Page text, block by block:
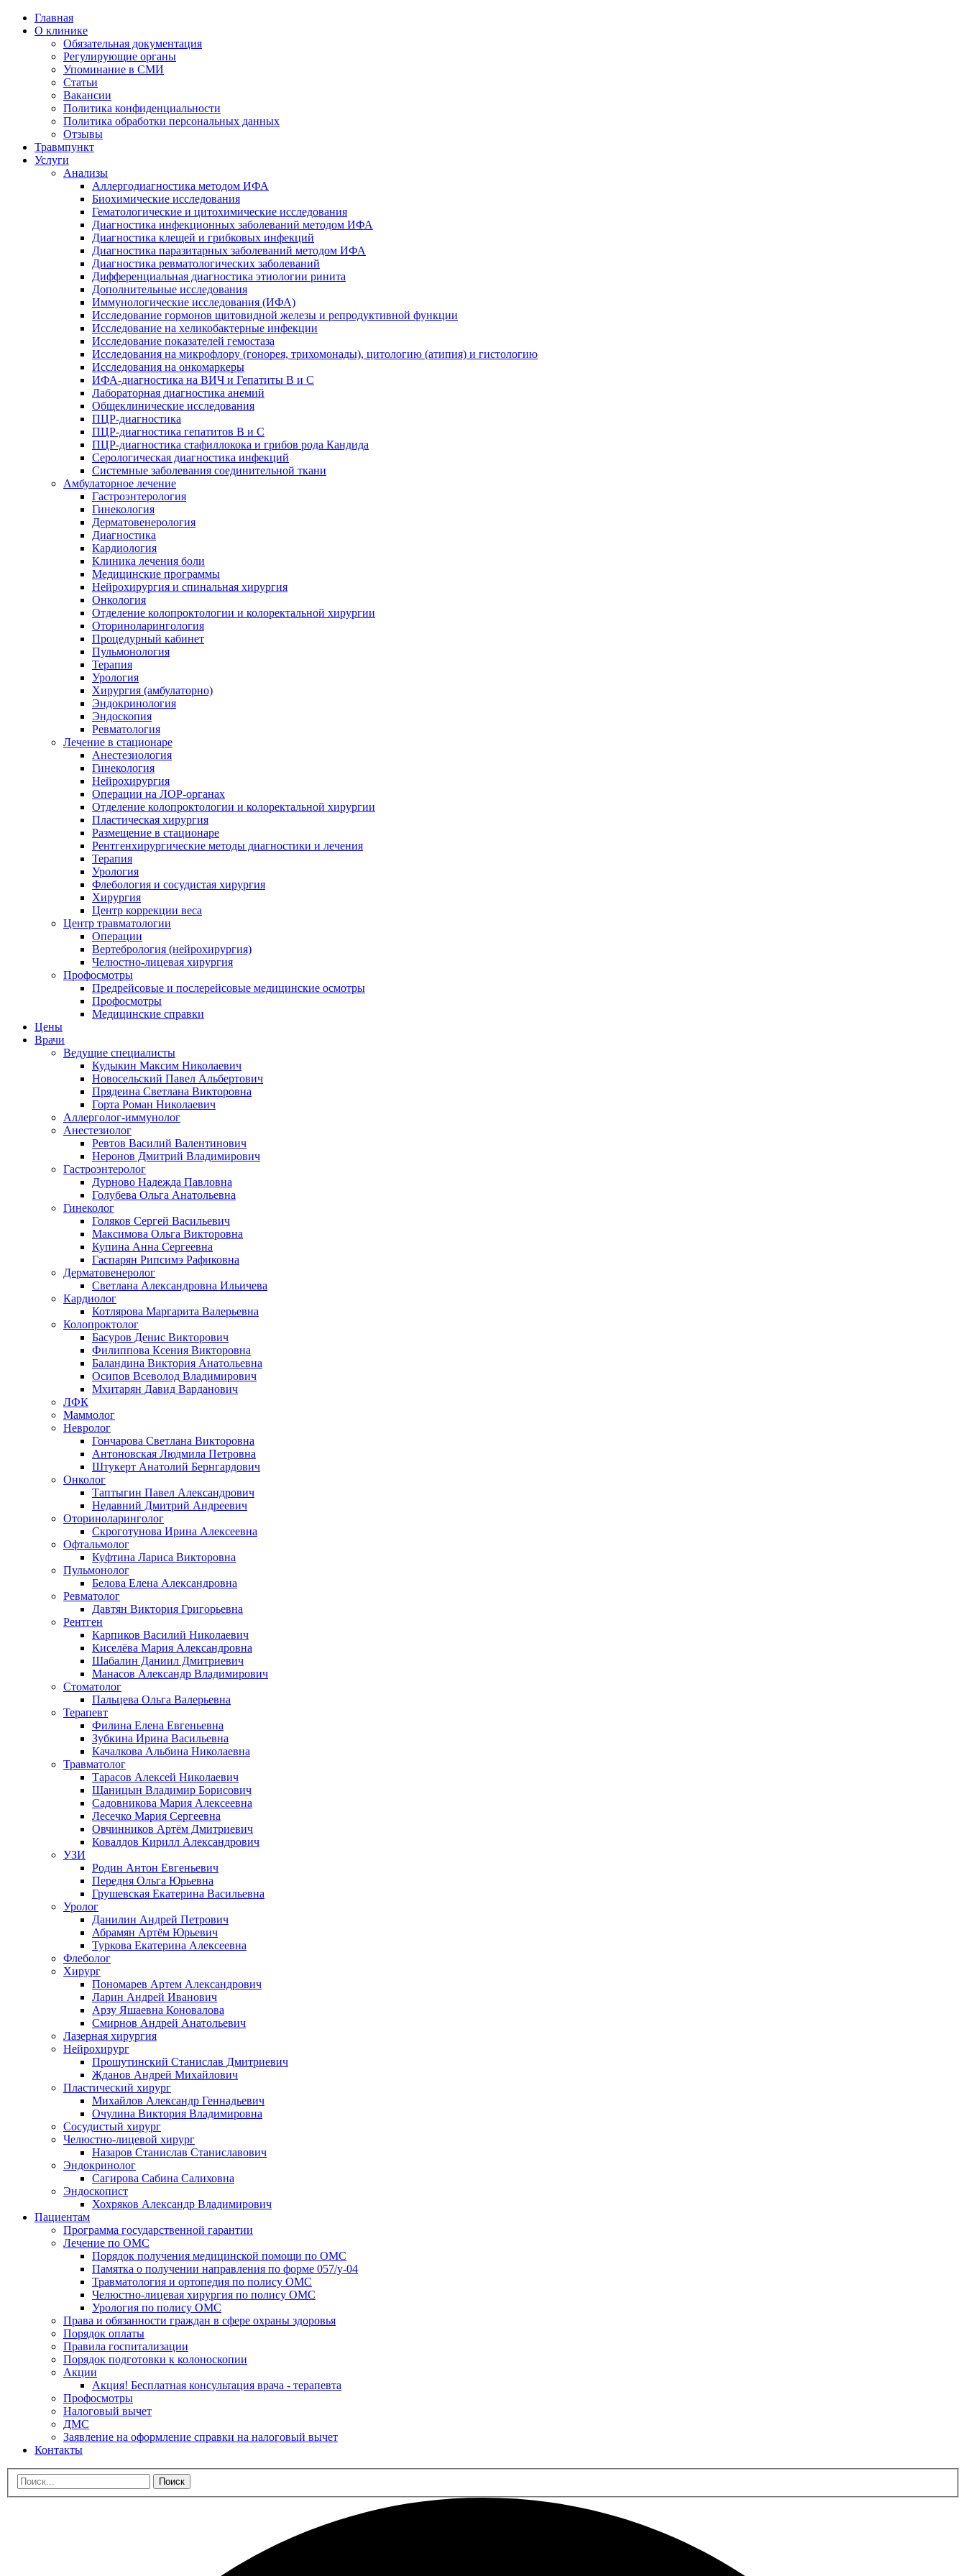
Главная
О клинике
Обязательная документация
Регулирующие органы
Упоминание в СМИ
Статьи
Вакансии
Политика конфиденциальности
Политика обработки персональных данных
Отзывы
Травмпункт
Услуги
Анализы
Аллергодиагностика методом ИФА
Биохимические исследования
Гематологические и цитохимические исследования
Диагностика инфекционных заболеваний методом ИФА
Диагностика клещей и грибковых инфекций
Диагностика паразитарных заболеваний методом ИФА
Диагностика ревматологических заболеваний
Дифференциальная диагностика этиологии ринита
Дополнительные исследования
Иммунологические исследования (ИФА)
Исследование гормонов щитовидной железы и репродуктивной функции
Исследование на хеликобактерные инфекции
Исследование показателей гемостаза
Исследования на микрофлору (гонорея, трихомонады), цитологию (атипия) и гистологию
Исследования на онкомаркеры
ИФА-диагностика на ВИЧ и Гепатиты B и C
Лабораторная диагностика анемий
Общеклинические исследования
ПЦР-диагностика
ПЦР-диагностика гепатитов B и C
ПЦР-диагностика стафиллокока и грибов рода Кандида
Серологическая диагностика инфекций
Системные заболевания соединительной ткани
Амбулаторное лечение
Гастроэнтерология
Гинекология
Дерматовенерология
Диагностика
Кардиология
Клиника лечения боли
Медицинские программы
Нейрохирургия и спинальная хирургия
Онкология
Отделение колопроктологии и колоректальной хирургии
Оториноларингология
Процедурный кабинет
Пульмонология
Терапия
Урология
Хирургия (амбулаторно)
Эндокринология
Эндоскопия
Ревматология
Лечение в стационаре
Анестезиология
Гинекология
Нейрохирургия
Операции на ЛОР-органах
Отделение колопроктологии и колоректальной хирургии
Пластическая хирургия
Размещение в стационаре
Рентгенхирургические методы диагностики и лечения
Терапия
Урология
Флебология и сосудистая хирургия
Хирургия
Центр коррекции веса
Центр травматологии
Операции
Вертебрология (нейрохирургия)
Челюстно-лицевая хирургия
Профосмотры
Предрейсовые и послерейсовые медицинские осмотры
Профосмотры
Медицинские справки
Цены
Врачи
Ведущие специалисты
Кудыкин Максим Николаевич
Новосельский Павел Альбертович
Прядеина Светлана Викторовна
Горта Роман Николаевич
Аллерголог-иммунолог
Анестезиолог
Ревтов Василий Валентинович
Неронов Дмитрий Владимирович
Гастроэнтеролог
Дурново Надежда Павловна
Голубева Ольга Анатольевна
Гинеколог
Голяков Сергей Васильевич
Максимова Ольга Викторовна
Купина Анна Сергеевна
Гаспарян Рипсимэ Рафиковна
Дерматовенеролог
Светлана Александровна Ильичева
Кардиолог
Котлярова Маргарита Валерьевна
Колопроктолог
Басуров Денис Викторович
Филиппова Ксения Викторовна
Баландина Виктория Анатольевна
Осипов Всеволод Владимирович
Мхитарян Давид Варданович
ЛФК
Маммолог
Невролог
Гончарова Светлана Викторовна
Антоновская Людмила Петровна
Штукерт Анатолий Бернгардович
Онколог
Таптыгин Павел Александрович
Недавний Дмитрий Андреевич
Оториноларинголог
Скроготунова Ирина Алексеевна
Офтальмолог
Куфтина Лариса Викторовна
Пульмонолог
Белова Елена Александровна
Ревматолог
Давтян Виктория Григорьевна
Рентген
Карпиков Василий Николаевич
Киселёва Мария Александровна
Шабалин Даниил Дмитриевич
Манасов Александр Владимирович
Стоматолог
Пальцева Ольга Валерьевна
Терапевт
Филина Елена Евгеньевна
Зубкина Ирина Васильевна
Качалкова Альбина Николаевна
Травматолог
Тарасов Алексей Николаевич
Щаницын Владимир Борисович
Садовникова Мария Алексеевна
Лесечко Мария Сергеевна
Овчинников Артём Дмитриевич
Ковалдов Кирилл Александрович
УЗИ
Родин Антон Евгеньевич
Передня Ольга Юрьевна
Грушевская Екатерина Васильевна
Уролог
Данилин Андрей Петрович
Абрамян Артём Юрьевич
Туркова Екатерина Алексеевна
Флеболог
Хирург
Пономарев Артем Александрович
Ларин Андрей Иванович
Арзу Яшаевна Коновалова
Смирнов Андрей Анатольевич
Лазерная хирургия
Нейрохирург
Прошутинский Станислав Дмитриевич
Жданов Андрей Михайлович
Пластический хирург
Михайлов Александр Геннадьевич
Очулина Виктория Владимировна
Сосудистый хирург
Челюстно-лицевой хирург
Назаров Станислав Станиславович
Эндокринолог
Сагирова Сабина Салиховна
Эндоскопист
Хохряков Александр Владимирович
Пациентам
Программа государственной гарантии
Лечение по ОМС
Порядок получения медицинской помощи по ОМС
Памятка о получении направления по форме 057/у-04
Травматология и ортопедия по полису ОМС
Челюстно-лицевая хирургия по полису ОМС
Урология по полису ОМС
Права и обязанности граждан в сфере охраны здоровья
Порядок оплаты
Правила госпитализации
Порядок подготовки к колоноскопии
Акции
Акция! Бесплатная консультация врача - терапевта
Профосмотры
Налоговый вычет
ДМС
Заявление на оформление справки на налоговый вычет
Контакты